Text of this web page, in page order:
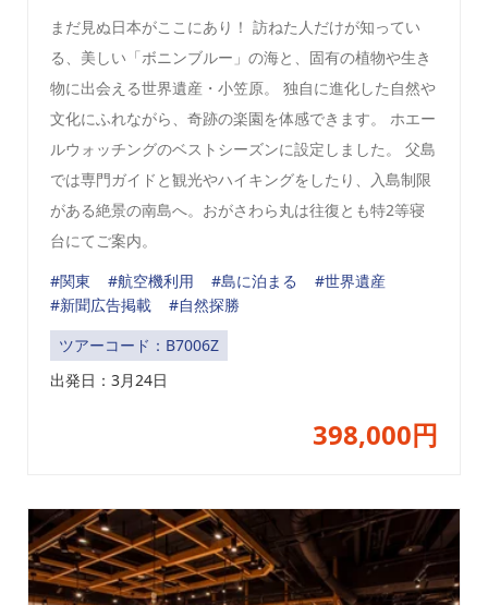
まだ見ぬ日本がここにあり！ 訪ねた人だけが知ってい
る、美しい「ボニンブルー」の海と、固有の植物や生き
物に出会える世界遺産・小笠原。 独自に進化した自然や
文化にふれながら、奇跡の楽園を体感できます。 ホエー
ルウォッチングのベストシーズンに設定しました。 父島
では専門ガイドと観光やハイキングをしたり、入島制限
がある絶景の南島へ。おがさわら丸は往復とも特2等寝
台にてご案内。
#関東
#航空機利用 #島に泊まる
#世界遺産
#新聞広告掲載
#自然探勝
ツアーコード：B7006Z
出発日： 3月24日
398,000円